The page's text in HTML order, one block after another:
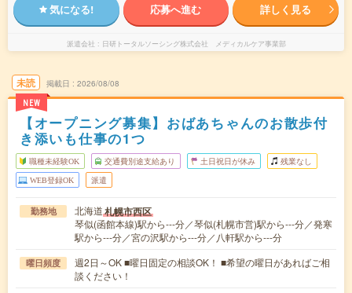
気になる! 応募へ進む 詳しく見る
派遣会社 日研トータルソーシング株式会社 メディカルケア事業部
未読
NEW
掲載日 2026/08/08
【オープニング募集】おばあちゃんのお散歩付
き添いも仕事の1つ
職種未経験OK 交通費別途支給あり 土日祝日が休み 残業なし
WEB登録OK 派遣
勤務地 北海道札幌市西区
琴似(函館本線)駅から---分／琴似(札幌市営)駅から---分／発寒
駅から---分／宮の沢駅から---分／八軒駅から---分
曜日頻度
週2日～OK ■曜日固定の相談OK！ ■希望の曜日があればご相
談ください！